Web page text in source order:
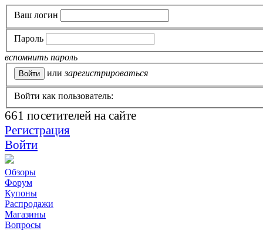
Ваш логин
Пароль
вспомнить пароль
или зарегистрироваться
Войти как пользователь:
661 посетителей на сайте
Регистрация
Войти
Обзоры
Форум
Купоны
Распродажи
Магазины
Вопросы